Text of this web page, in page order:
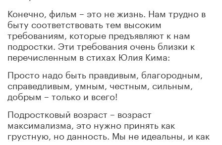
Конечно, фильм – это не жизнь. Нам трудно в
быту соответствовать тем высоким
требованиям, которые предъявляют к нам
подростки. Эти требования очень близки к
перечисленным в стихах Юлия Кима:
Просто надо быть правдивым, благородным,
справедливым, умным, честным, сильным,
добрым – только и всего!
Подростковый возраст – возраст
максимализма, это нужно принять как
грустную, но данность. Мы не идеальны, и как